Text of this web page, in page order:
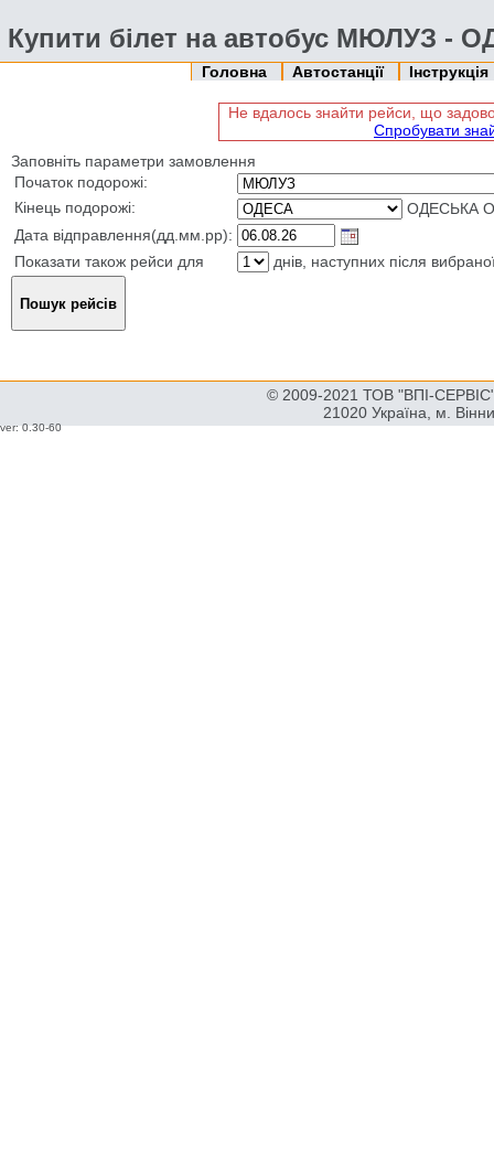
Купити білет на автобус МЮЛУЗ -
Головна Автостанції Інструкція
Не вдалось знайти рейси, що
Спробувати
Заповніть параметри замовлення
Початок подорожі:
Кінець подорожі:
ОДЕСЬКА
Дата відправлення(дд.мм.рр):
Показати також рейси для
днів, наступних після
© 2009-2021 ТОВ "ВПІ-
21020 Україна, м.
ver: 0.30-60